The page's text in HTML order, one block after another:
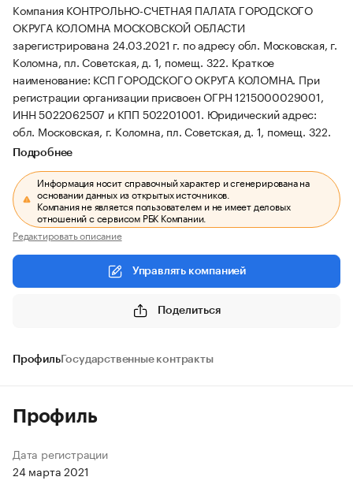
Компания КОНТРОЛЬНО-СЧЕТНАЯ ПАЛАТА ГОРОДСКОГО
ОКРУГА КОЛОМНА МОСКОВСКОЙ ОБЛАСТИ
зарегистрирована 24.03.2021 г. по адресу обл. Московская, г.
Коломна, пл. Советская, д. 1, помещ. 322. Краткое
наименование: КСП ГОРОДСКОГО ОКРУГА КОЛОМНА. При
регистрации организации присвоен ОГРН 1215000029001,
ИНН 5022062507 и КПП 502201001. Юридический адрес:
обл. Московская, г. Коломна, пл. Советская, д. 1, помещ. 322.
Подробнее
Информация носит справочный характер и сгенерирована на
основании данных из открытых источников.
Компания не является пользователем и не имеет деловых
отношений с сервисом РБК Компании.
Редактировать описание
Управлять компанией
Поделиться
ПрофильГосударственные контракты
Профиль
Дата регистрации
24 марта 2021